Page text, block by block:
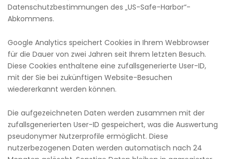
Datenschutzbestimmungen des „US-Safe-Harbor“-
Abkommens.
Google Analytics speichert Cookies in Ihrem Webbrowser
für die Dauer von zwei Jahren seit Ihrem letzten Besuch.
Diese Cookies enthaltene eine zufallsgenerierte User-ID,
mit der Sie bei zukünftigen Website-Besuchen
wiedererkannt werden können.
Die aufgezeichneten Daten werden zusammen mit der
zufallsgenerierten User-ID gespeichert, was die Auswertung
pseudonymer Nutzerprofile ermöglicht. Diese
nutzerbezogenen Daten werden automatisch nach 24